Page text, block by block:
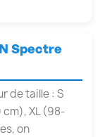
Spectre
de taille : S
XL (98-
on